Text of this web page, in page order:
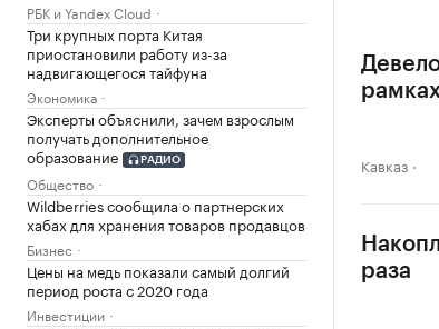
РБК и Yandex Cloud
Три крупных порта Китая
приостановили работу из-за
надвигающегося тайфуна
Экономика
Эксперты объяснили, зачем взрослым
получать дополнительное
образование
РАДИО
Общество
Wildberries сообщила о партнерских
хабах для хранения товаров продавцов
Бизнес
Цены на медь показали самый долгий
период роста с 2020 года
Инвестиции
рамках
Кавказ
раза